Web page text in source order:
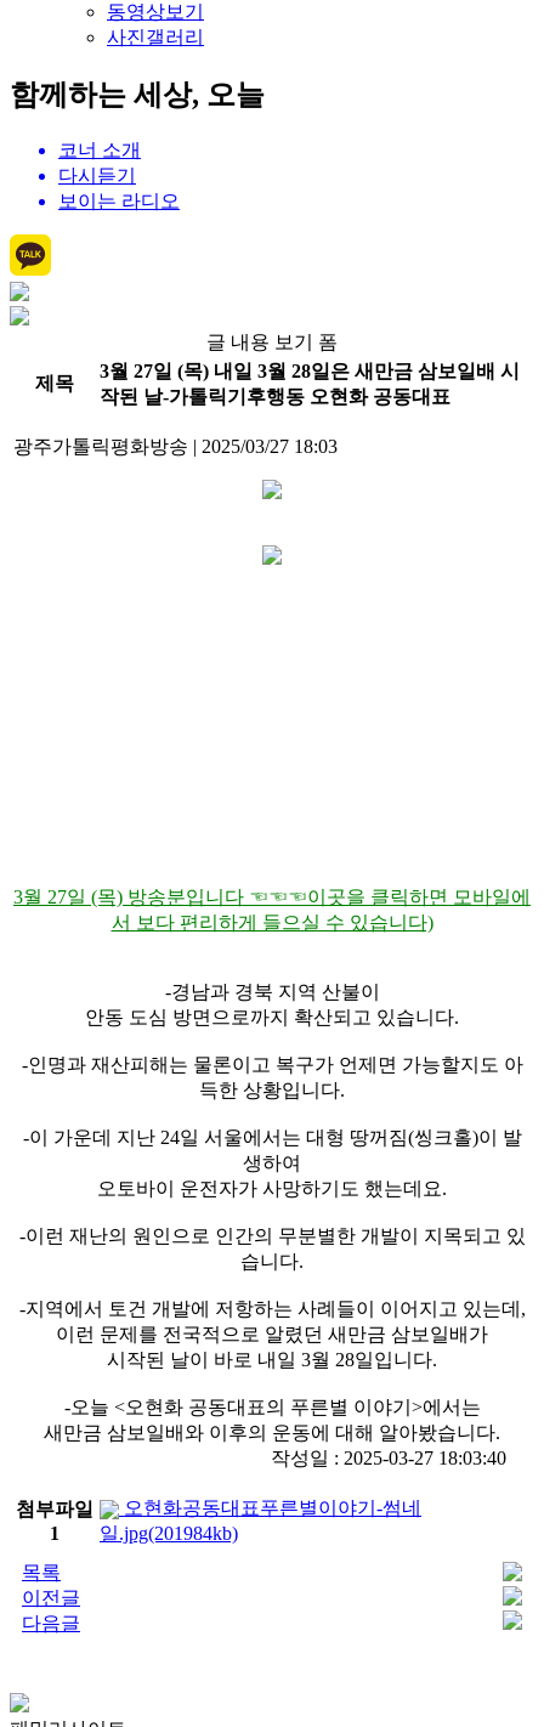
동영상보기
사진갤러리
함께하는 세상, 오늘
코너 소개
다시듣기
보이는 라디오
글 내용 보기 폼
제목
3월 27일 (목) 내일 3월 28일은 새만금 삼보일배 시
작된 날-가톨릭기후행동 오현화 공동대표
광주가톨릭평화방송 | 2025/03/27 18:03
3월 27일 (목) 방송분입니다 ☜☜☜이곳을 클릭하면 모바일에
서 보다 편리하게 들으실 수 있습니다)
-경남과 경북 지역 산불이
안동 도심 방면으로까지 확산되고 있습니다.
-인명과 재산피해는 물론이고 복구가 언제면 가능할지도 아
득한 상황입니다.
-이 가운데 지난 24일 서울에서는 대형 땅꺼짐(씽크홀)이 발
생하여
오토바이 운전자가 사망하기도 했는데요.
-이런 재난의 원인으로 인간의 무분별한 개발이 지목되고 있
습니다.
-지역에서 토건 개발에 저항하는 사례들이 이어지고 있는데,
이런 문제를 전국적으로 알렸던 새만금 삼보일배가
시작된 날이 바로 내일 3월 28일입니다.
-오늘 <오현화 공동대표의 푸른별 이야기>에서는
새만금 삼보일배와 이후의 운동에 대해 알아봤습니다.
작성일 : 2025-03-27 18:03:40
첨부파일
1
오현화공동대표푸른별이야기-썸네
일.jpg(201984kb)
목록
이전글
다음글